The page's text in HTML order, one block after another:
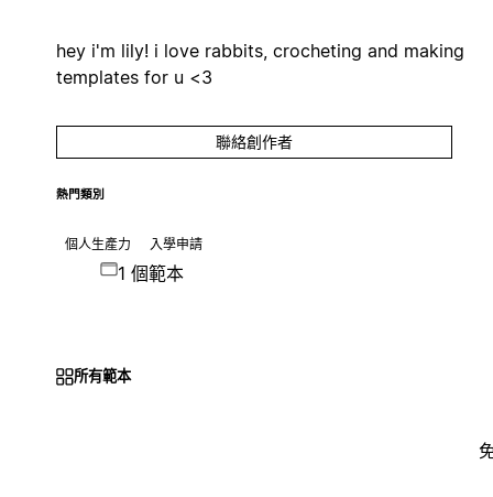
hey i'm lily! i love rabbits, crocheting and making
templates for u <3
聯絡創作者
熱門類別
個人生產力 入學申請
1 個範本
所有範本